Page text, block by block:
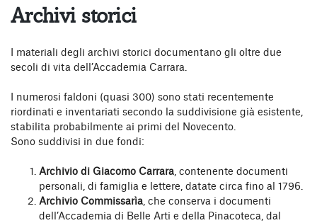
Archivi storici
I materiali degli archivi storici documentano gli oltre due
secoli di vita dell’Accademia Carrara.
I numerosi faldoni (quasi 300) sono stati recentemente
riordinati e inventariati secondo la suddivisione già esistente,
stabilita probabilmente ai primi del Novecento.
Sono suddivisi in due fondi:
Archivio di Giacomo Carrara, contenente documenti
personali, di famiglia e lettere, datate circa fino al 1796.
Archivio Commissarìa, che conserva i documenti
dell’Accademia di Belle Arti e della Pinacoteca, dal